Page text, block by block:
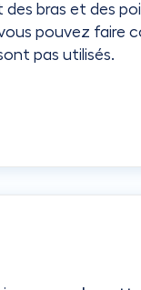
bras et des
pouvez faire
pas utilisés.